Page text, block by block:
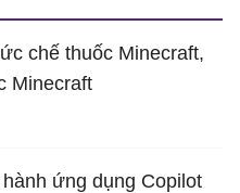
chế thuốc Minecraft,
Minecraft
ứng dụng Copilot